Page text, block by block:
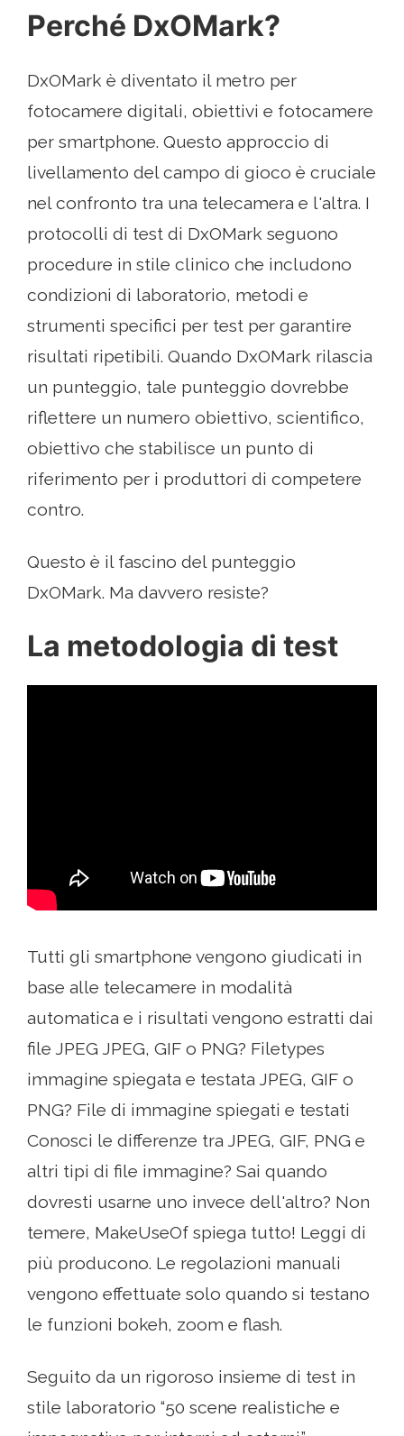
Perché DxOMark?
DxOMark è diventato il metro per
fotocamere digitali, obiettivi e fotocamere
per smartphone. Questo approccio di
livellamento del campo di gioco è cruciale
nel confronto tra una telecamera e l'altra. I
protocolli di test di DxOMark seguono
procedure in stile clinico che includono
condizioni di laboratorio, metodi e
strumenti specifici per test per garantire
risultati ripetibili. Quando DxOMark rilascia
un punteggio, tale punteggio dovrebbe
riflettere un numero obiettivo, scientifico,
obiettivo che stabilisce un punto di
riferimento per i produttori di competere
contro.
Questo è il fascino del punteggio
DxOMark. Ma davvero resiste?
La metodologia di test
Tutti gli smartphone vengono giudicati in
base alle telecamere in modalità
automatica e i risultati vengono estratti dai
file JPEG JPEG, GIF o PNG? Filetypes
immagine spiegata e testata JPEG, GIF o
PNG? File di immagine spiegati e testati
Conosci le differenze tra JPEG, GIF, PNG e
altri tipi di file immagine? Sai quando
dovresti usarne uno invece dell'altro? Non
temere, MakeUseOf spiega tutto! Leggi di
più producono. Le regolazioni manuali
vengono effettuate solo quando si testano
le funzioni bokeh, zoom e flash.
Seguito da un rigoroso insieme di test in
stile laboratorio “50 scene realistiche e